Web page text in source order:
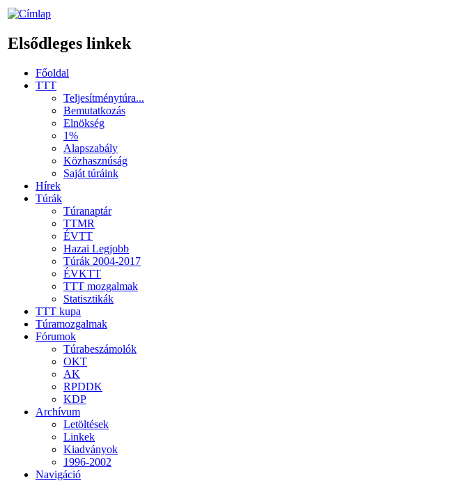
Elsődleges linkek
Főoldal
TTT
Teljesítménytúra...
Bemutatkozás
Elnökség
1%
Alapszabály
Közhasznúság
Saját túráink
Hírek
Túrák
Túranaptár
TTMR
ÉVTT
Hazai Legjobb
Túrák 2004-2017
ÉVKTT
TTT mozgalmak
Statisztikák
TTT kupa
Túramozgalmak
Fórumok
Túrabeszámolók
OKT
AK
RPDDK
KDP
Archívum
Letöltések
Linkek
Kiadványok
1996-2002
Navigáció